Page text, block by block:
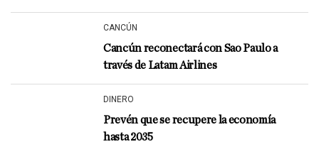
CANCÚN
Cancún reconectará con Sao Paulo a
través de Latam Airlines
DINERO
Prevén que se recupere la economía
hasta 2035